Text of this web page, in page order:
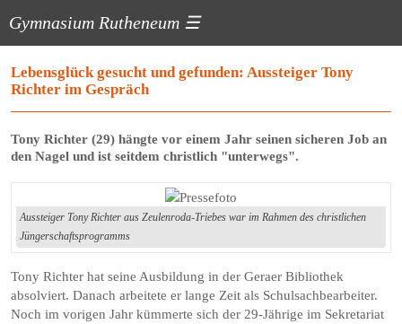
Gymnasium Rutheneum ☰
Lebensglück gesucht und gefunden: Aussteiger Tony
Richter im Gespräch
Tony Richter (29) hängte vor einem Jahr seinen sicheren Job an
den Nagel und ist seitdem christlich "unterwegs".
Aussteiger Tony Richter aus Zeulenroda-Triebes war im Rahmen des christlichen
Jüngerschaftsprogramms
Tony Richter hat seine Ausbildung in der Geraer Bibliothek
absolviert. Danach arbeitete er lange Zeit als Schulsachbearbeiter.
Noch im vorigen Jahr kümmerte sich der 29-Jährige im Sekretariat